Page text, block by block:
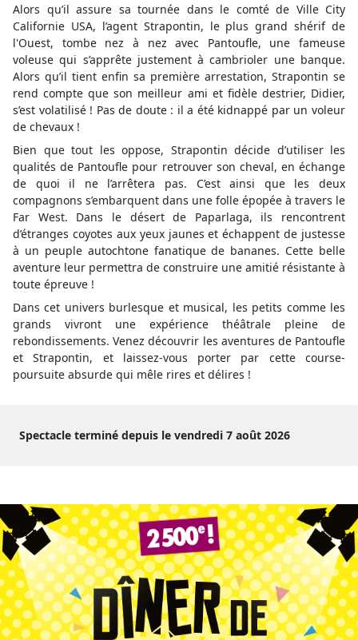
Alors qu’il assure sa tournée dans le comté de Ville City
Californie USA, l’agent Strapontin, le plus grand shérif de
l'Ouest, tombe nez à nez avec Pantoufle, une fameuse
voleuse qui s’apprête justement à cambrioler une banque.
Alors qu’il tient enfin sa première arrestation, Strapontin se
rend compte que son meilleur ami et fidèle destrier, Didier,
s’est volatilisé ! Pas de doute : il a été kidnappé par un voleur
de chevaux !
Bien que tout les oppose, Strapontin décide d’utiliser les
qualités de Pantoufle pour retrouver son cheval, en échange
de quoi il ne l’arrêtera pas. C’est ainsi que les deux
compagnons s’embarquent dans une folle épopée à travers le
Far West. Dans le désert de Paparlaga, ils rencontrent
d’étranges coyotes aux yeux jaunes et échappent de justesse
à un peuple autochtone fanatique de bananes. Cette belle
aventure leur permettra de construire une amitié résistante à
toute épreuve !
Dans cet univers burlesque et musical, les petits comme les
grands vivront une expérience théâtrale pleine de
rebondissements. Venez découvrir les aventures de Pantoufle
et Strapontin, et laissez-vous porter par cette course-
poursuite absurde qui mêle rires et délires !
Spectacle terminé depuis le vendredi 7 août 2026